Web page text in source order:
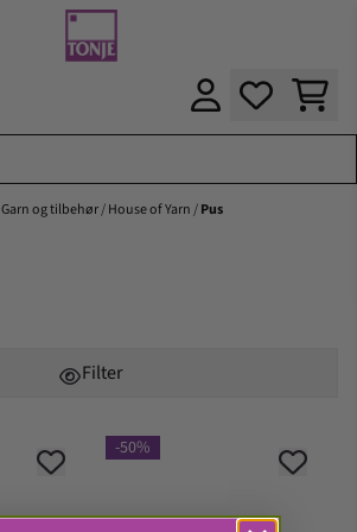
Garn og tilbehør/House of Yarn/Pus
Filter
-50%